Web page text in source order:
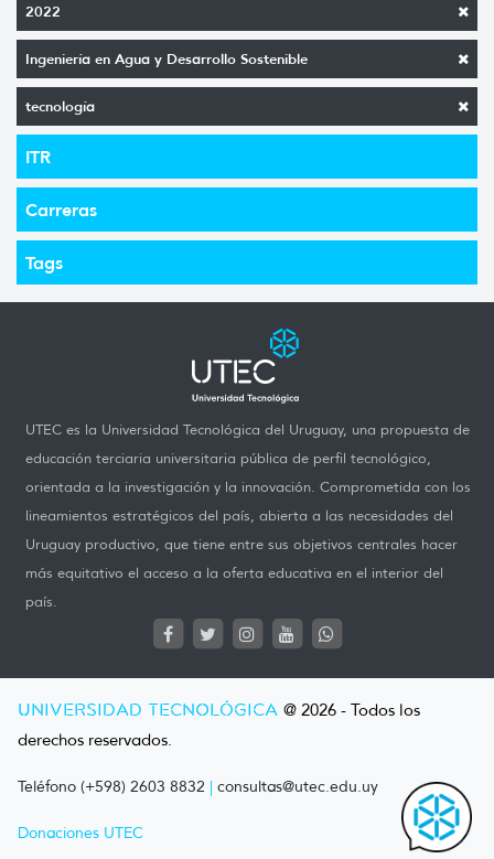
2022
Ingeniería en Agua y Desarrollo Sostenible
tecnología
ITR
Carreras
Tags
UTEC es la Universidad Tecnológica del Uruguay, una propuesta de
educación terciaria universitaria pública de perfil tecnológico,
orientada a la investigación y la innovación. Comprometida con los
lineamientos estratégicos del país, abierta a las necesidades del
Uruguay productivo, que tiene entre sus objetivos centrales hacer
más equitativo el acceso a la oferta educativa en el interior del
país.
UNIVERSIDAD TECNOLÓGICA @ 2026 - Todos los
derechos reservados.
Teléfono (+598) 2603 8832 | consultas@utec.edu.uy
Donaciones UTEC